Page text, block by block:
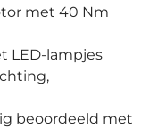
met 40 Nm
LED-lampjes
beoordeeld met